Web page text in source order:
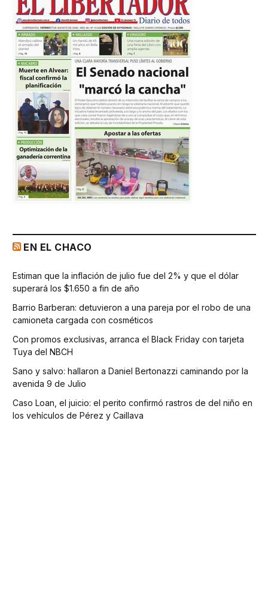
EN EL CHACO
Estiman que la inflación de julio fue del 2% y que el dólar
superará los $1.650 a fin de año
Barrio Barberan: detuvieron a una pareja por el robo de una
camioneta cargada con cosméticos
Con promos exclusivas, arranca el Black Friday con tarjeta
Tuya del NBCH
Sano y salvo: hallaron a Daniel Bertonazzi caminando por la
avenida 9 de Julio
Caso Loan, el juicio: el perito confirmó rastros de del niño en
los vehículos de Pérez y Caillava